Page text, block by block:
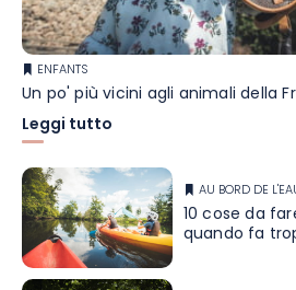
ENFANTS
Un po' più vicini agli animali della
Leggi tutto
AU BORD DE
10 cose da
quando fa